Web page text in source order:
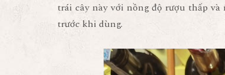
trái cây này với nồng độ rượu thấp
trước khi dùng.